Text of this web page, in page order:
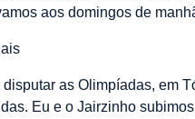
aos domingos de
as Olimpíadas, em
Eu e o Jairzinho